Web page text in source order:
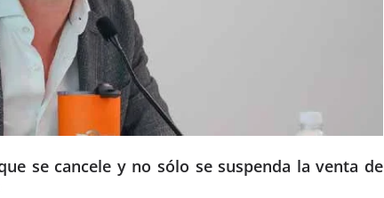
se cancele y no sólo se suspenda la venta de